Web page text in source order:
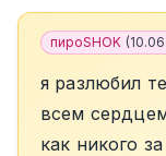
пироSHOK (
я разлюбил
всем
как никого